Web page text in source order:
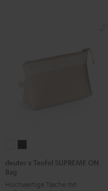
Teufel
SUPREME
SUPREME
deuter x Teufel SUPREME ON
Bag
Hochwertige Tasche mit